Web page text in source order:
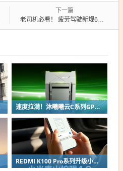
下一篇
老司机必看！ 疲劳驾驶新规6月1日上线：开车4小时歇不够20分钟算违规
速度拉满！沐曦曦云C系列GPU实现MiniMax H3模型首日适配
REDMI K100 Pro系列升级小米青山护眼4.0：新增防晕车模式 坐车刷手机不易晕